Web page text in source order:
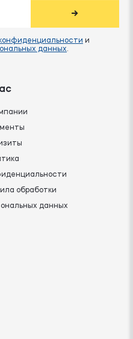
→
и
данных.
обработки
данных